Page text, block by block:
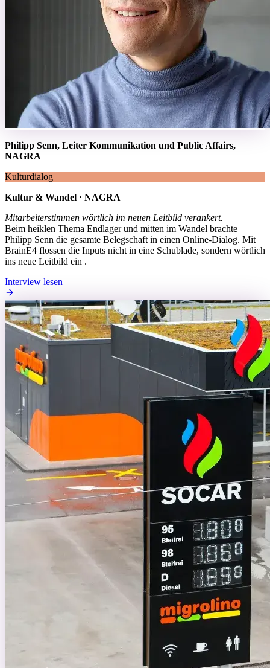
Philipp Senn, Leiter Kommunikation und Public Affairs,
NAGRA
Kulturdialog
Kultur & Wandel · NAGRA
Mitarbeiterstimmen wörtlich im neuen Leitbild verankert.
Beim heiklen Thema Endlager und mitten im Wandel brachte
Philipp Senn die gesamte Belegschaft in einen Online-Dialog. Mit
BrainE4 flossen die Inputs nicht in eine Schublade, sondern wörtlich
ins neue Leitbild ein .
Interview lesen